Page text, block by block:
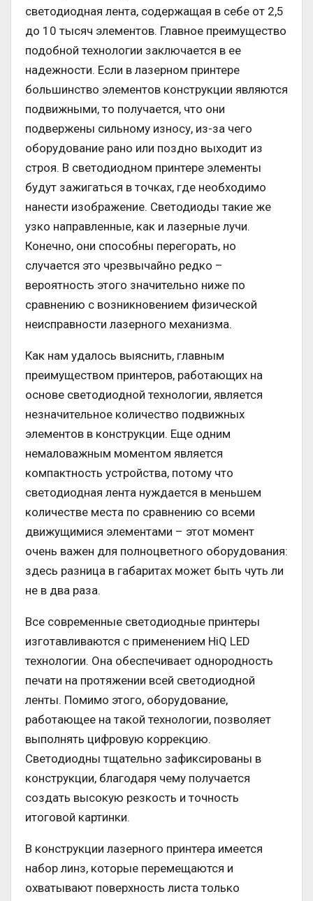
светодиодная лента, содержащая в себе от 2,5
до 10 тысяч элементов. Главное преимущество
подобной технологии заключается в ее
надежности. Если в лазерном принтере
большинство элементов конструкции являются
подвижными, то получается, что они
подвержены сильному износу, из-за чего
оборудование рано или поздно выходит из
строя. В светодиодном принтере элементы
будут зажигаться в точках, где необходимо
нанести изображение. Светодиоды такие же
узко направленные, как и лазерные лучи.
Конечно, они способны перегорать, но
случается это чрезвычайно редко –
вероятность этого значительно ниже по
сравнению с возникновением физической
неисправности лазерного механизма.
Как нам удалось выяснить, главным
преимуществом принтеров, работающих на
основе светодиодной технологии, является
незначительное количество подвижных
элементов в конструкции. Еще одним
немаловажным моментом является
компактность устройства, потому что
светодиодная лента нуждается в меньшем
количестве места по сравнению со всеми
движущимися элементами – этот момент
очень важен для полноцветного оборудования:
здесь разница в габаритах может быть чуть ли
не в два раза.
Все современные светодиодные принтеры
изготавливаются с применением HiQ LED
технологии. Она обеспечивает однородность
печати на протяжении всей светодиодной
ленты. Помимо этого, оборудование,
работающее на такой технологии, позволяет
выполнять цифровую коррекцию.
Светодиодны тщательно зафиксированы в
конструкции, благодаря чему получается
создать высокую резкость и точность
итоговой картинки.
В конструкции лазерного принтера имеется
набор линз, которые перемещаются и
охватывают поверхность листа только